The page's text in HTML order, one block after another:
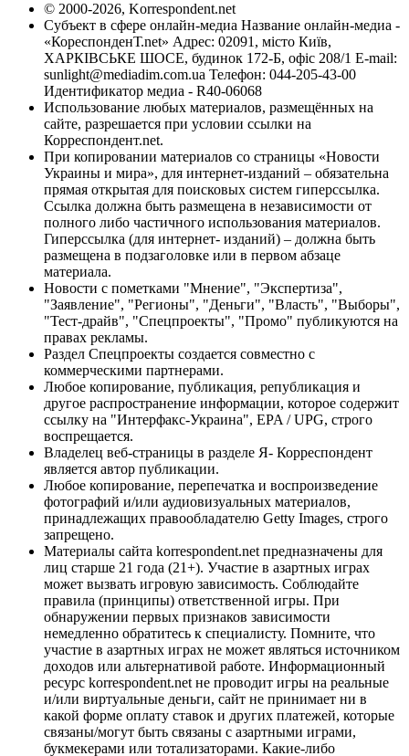
© 2000-2026, Korrespondent.net
Субъект в сфере онлайн-медиа Название онлайн-медиа -
«КореспонденТ.net» Адрес: 02091, місто Київ,
ХАРКІВСЬКЕ ШОСЕ, будинок 172-Б, офіс 208/1 E-mail:
sunlight@mediadim.com.ua Телефон: 044-205-43-00
Идентификатор медиа - R40-06068
Использование любых материалов, размещённых на
сайте, разрешается при условии ссылки на
Корреспондент.net.
При копировании материалов со страницы «Новости
Украины и мира», для интернет-изданий – обязательна
прямая открытая для поисковых систем гиперссылка.
Ссылка должна быть размещена в независимости от
полного либо частичного использования материалов.
Гиперссылка (для интернет- изданий) – должна быть
размещена в подзаголовке или в первом абзаце
материала.
Новости с пометками "Мнение", "Экспертиза",
"Заявление", "Регионы", "Деньги", "Власть", "Выборы",
"Тест-драйв", "Спецпроекты", "Промо" публикуются на
правах рекламы.
Раздел Спецпроекты создается совместно с
коммерческими партнерами.
Любое копирование, публикация, републикация и
другое распространение информации, которое содержит
ссылку на "Интерфакс-Украина", EPA / UPG, строго
воспрещается.
Владелец веб-страницы в разделе Я- Корреспондент
является автор публикации.
Любое копирование, перепечатка и воспроизведение
фотографий и/или аудиовизуальных материалов,
принадлежащих правообладателю Getty Images, строго
запрещено.
Материалы сайта korrespondent.net предназначены для
лиц старше 21 года (21+). Участие в азартных играх
может вызвать игровую зависимость. Соблюдайте
правила (принципы) ответственной игры. При
обнаружении первых признаков зависимости
немедленно обратитесь к специалисту. Помните, что
участие в азартных играх не может являться источником
доходов или альтернативой работе. Информационный
ресурс korrespondent.net не проводит игры на реальные
и/или виртуальные деньги, сайт не принимает ни в
какой форме оплату ставок и других платежей, которые
связаны/могут быть связаны с азартными играми,
букмекерами или тотализаторами. Какие-либо